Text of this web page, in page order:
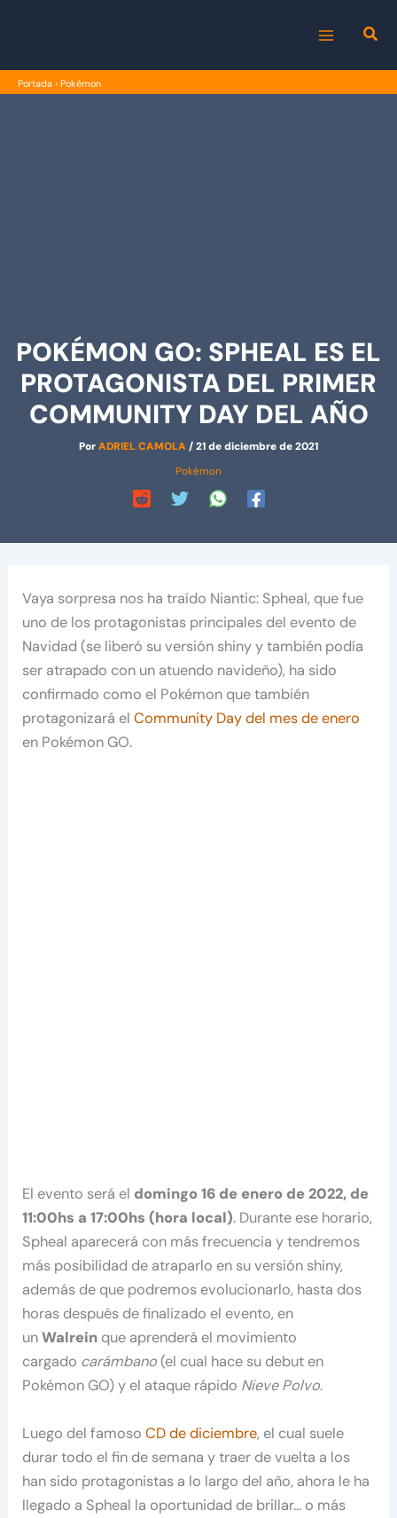
MENU
Portada › Pokémon
POKÉMON GO: SPHEAL ES EL
PROTAGONISTA DEL PRIMER
COMMUNITY DAY DEL AÑO
PorADRIEL CAMOLA/21 de diciembre de 2021
Pokémon
Vaya sorpresa nos ha traído Niantic: Spheal, que fue
uno de los protagonistas principales del evento de
Navidad (se liberó su versión shiny y también podía
ser atrapado con un atuendo navideño), ha sido
confirmado como el Pokémon que también
protagonizará elCommunity Day del mes de enero
en Pokémon GO.
El evento será el domingo 16 de enero de 2022, de
11:00hs a 17:00hs (hora local). Durante ese horario,
Spheal aparecerá con más frecuencia y tendremos
más posibilidad de atraparlo en su versión shiny,
además de que podremos evolucionarlo, hasta dos
horas después de finalizado el evento, en
unWalrein que aprenderá el movimiento
cargado carámbano(el cual hace su debut en
Pokémon GO) y el ataque rápido Nieve Polvo.
Luego del famosoCD de diciembre, el cual suele
durar todo el fin de semana y traer de vuelta a los
han sido protagonistas a lo largo del año, ahora le ha
llegado a Spheal la oportunidad de brillar… o más